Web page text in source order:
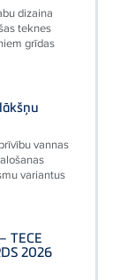
dizaina
teknes
grīdas
vannas
variantus
TECE
2026